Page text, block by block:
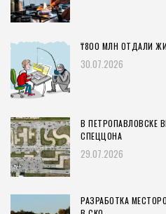
₸800 МЛН ОТДАЛИ
30.07.2026
В ПЕТРОПАВЛОВСКЕ
СПЕЦЦОНА
29.07.2026
РАЗРАБОТКА